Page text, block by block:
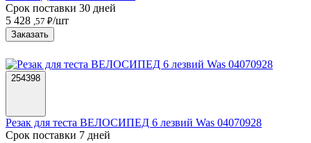
Срок поставки 30 дней
5 428 ,57 ₽/шт
Заказать
254398
Резак для теста ВЕЛОСИПЕД 6 лезвий Was 04070928
Срок поставки 7 дней